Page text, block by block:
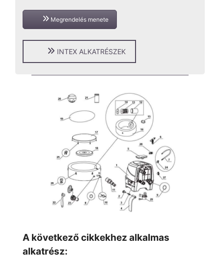
Megrendelés menete
INTEX ALKATRÉSZEK
A következő cikkekhez alkalmas
alkatrész: